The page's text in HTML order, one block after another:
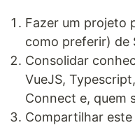
Fazer um projeto
como preferir) de
Consolidar
VueJS,
Connect e, quem
Compartilhar